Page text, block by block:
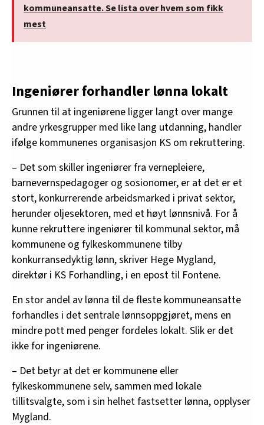
kommuneansatte. Se lista over hvem som fikk
mest
Ingeniører forhandler lønna lokalt
Grunnen til at ingeniørene ligger langt over mange
andre yrkesgrupper med like lang utdanning, handler
ifølge kommunenes organisasjon KS om rekruttering.
– Det som skiller ingeniører fra vernepleiere,
barnevernspedagoger og sosionomer, er at det er et
stort, konkurrerende arbeidsmarked i privat sektor,
herunder oljesektoren, med et høyt lønnsnivå. For å
kunne rekruttere ingeniører til kommunal sektor, må
kommunene og fylkeskommunene tilby
konkurransedyktig lønn, skriver Hege Mygland,
direktør i KS Forhandling, i en epost til Fontene.
En stor andel av lønna til de fleste kommuneansatte
forhandles i det sentrale lønnsoppgjøret, mens en
mindre pott med penger fordeles lokalt. Slik er det
ikke for ingeniørene.
– Det betyr at det er kommunene eller
fylkeskommunene selv, sammen med lokale
tillitsvalgte, som i sin helhet fastsetter lønna, opplyser
Mygland.